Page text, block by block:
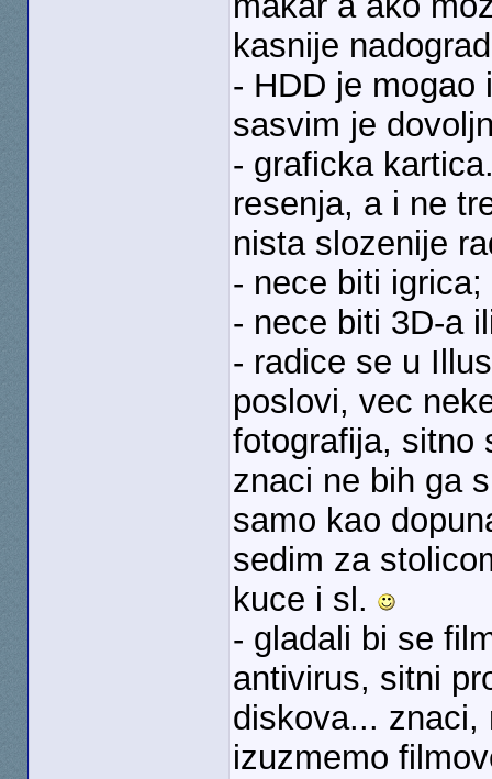
kasnije
- HDD je mogao
sasvim je
- graficka
resenja, a i ne
nista slozenije
- nece biti igrica;
- nece biti 3D-a
- radice se u
poslovi, vec
fotografija, sitno
znaci ne bih ga
samo kao
sedim za
kuce i sl.
- gladali bi se
antivirus, sitni
diskova... znaci,
izuzmemo